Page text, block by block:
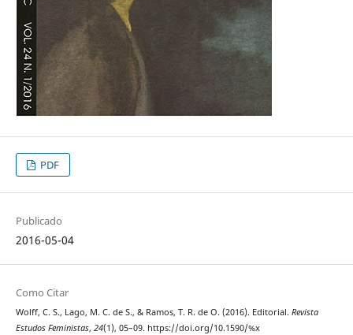
PDF
Publicado
2016-05-04
Como Citar
Wolff, C. S., Lago, M. C. de S., & Ramos, T. R. de O. (2016). Editorial. Revista
Estudos Feministas, 24(1), 05–09. https://doi.org/10.1590/%x